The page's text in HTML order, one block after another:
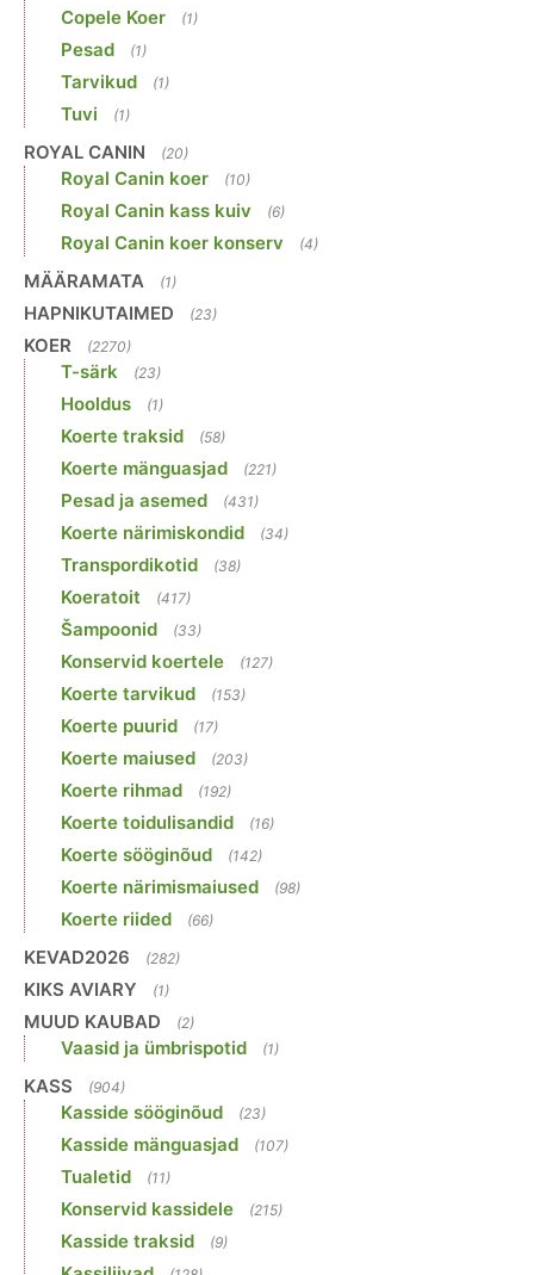
Copele Koer (1)
Pesad (1)
Tarvikud (1)
Tuvi (1)
ROYAL CANIN (20)
Royal Canin koer (10)
Royal Canin kass kuiv (6)
Royal Canin koer konserv (4)
MÄÄRAMATA (1)
HAPNIKUTAIMED (23)
KOER (2270)
T-särk (23)
Hooldus (1)
Koerte traksid (58)
Koerte mänguasjad (221)
Pesad ja asemed (431)
Koerte närimiskondid (34)
Transpordikotid (38)
Koeratoit (417)
Šampoonid (33)
Konservid koertele (127)
Koerte tarvikud (153)
Koerte puurid (17)
Koerte maiused (203)
Koerte rihmad (192)
Koerte toidulisandid (16)
Koerte sööginõud (142)
Koerte närimismaiused (98)
Koerte riided (66)
KEVAD2026 (282)
KIKS AVIARY (1)
MUUD KAUBAD (2)
Vaasid ja ümbrispotid (1)
KASS (904)
Kasside sööginõud (23)
Kasside mänguasjad (107)
Tualetid (11)
Konservid kassidele (215)
Kasside traksid (9)